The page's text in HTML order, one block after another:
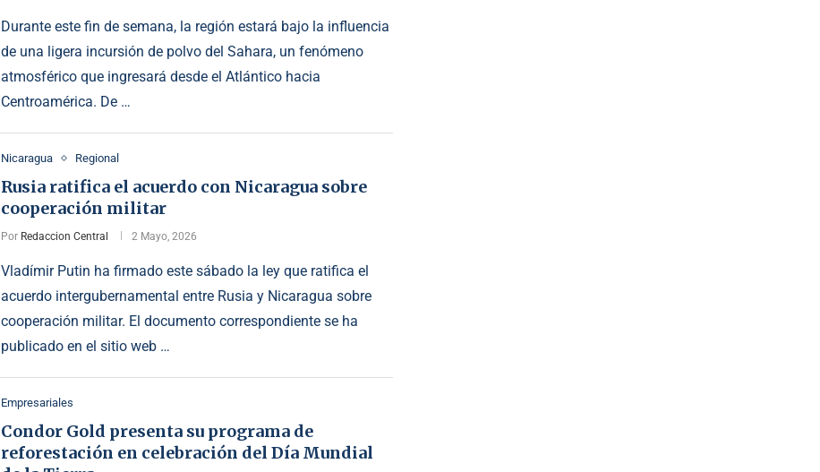
Durante este fin de semana, la región estará bajo la influencia
de una ligera incursión de polvo del Sahara, un fenómeno
atmosférico que ingresará desde el Atlántico hacia
Centroamérica. De …
Nicaragua Regional
Rusia ratifica el acuerdo con Nicaragua sobre
cooperación militar
Por Redaccion Central 2 Mayo, 2026
Vladímir Putin ha firmado este sábado la ley que ratifica el
acuerdo intergubernamental entre Rusia y Nicaragua sobre
cooperación militar. El documento correspondiente se ha
publicado en el sitio web …
Empresariales
Condor Gold presenta su programa de
reforestación en celebración del Día Mundial